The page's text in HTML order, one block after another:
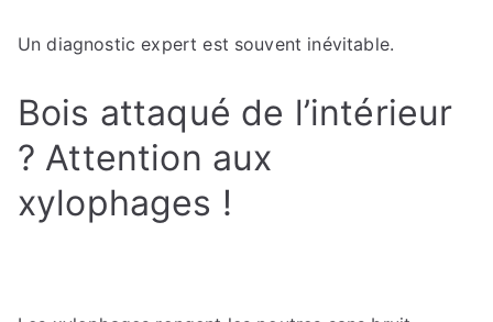
Un diagnostic expert est souvent inévitable.
Bois attaqué de l’intérieur
? Attention aux
xylophages !